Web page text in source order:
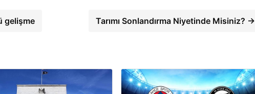
gelişme Tarımı Sonlandırma Niyetinde Misiniz? →